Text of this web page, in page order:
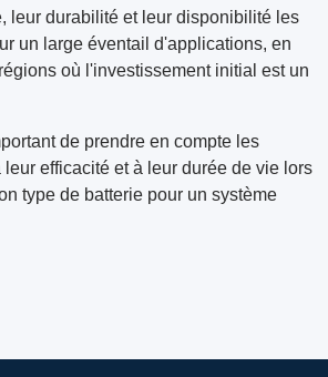
leur durabilité et leur disponibilité les
un large éventail d'applications, en
où l'investissement initial est un
de prendre en compte les
efficacité et à leur durée de vie lors
type de batterie pour un système